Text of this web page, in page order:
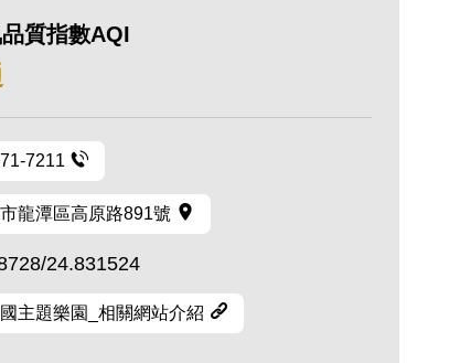
質指數AQI
7211
龍潭區高原路891號
24.831524
主題樂園_相關網站介紹